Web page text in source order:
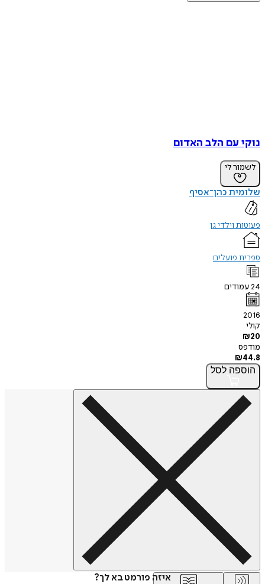
נוקי עם הלב האדום
לשמור לי
שלומית כהן־אסיף
פעוטות וילדי גן
ספרית פועלים
24עמודים
2016
קולי
₪20
מודפס
₪44.8
הוספה לסל
איזה פורמט בא לך?